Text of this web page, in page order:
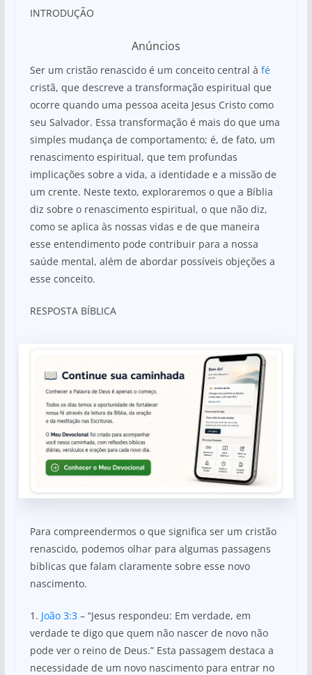
INTRODUÇÃO
Anúncios
Ser um cristão renascido é um conceito central à fé
cristã, que descreve a transformação espiritual que
ocorre quando uma pessoa aceita Jesus Cristo como
seu Salvador. Essa transformação é mais do que uma
simples mudança de comportamento; é, de fato, um
renascimento espiritual, que tem profundas
implicações sobre a vida, a identidade e a missão de
um crente. Neste texto, exploraremos o que a Bíblia
diz sobre o renascimento espiritual, o que não diz,
como se aplica às nossas vidas e de que maneira
esse entendimento pode contribuir para a nossa
saúde mental, além de abordar possíveis objeções a
esse conceito.
RESPOSTA BÍBLICA
Para compreendermos o que significa ser um cristão
renascido, podemos olhar para algumas passagens
bíblicas que falam claramente sobre esse novo
nascimento.
1. João 3:3– “Jesus respondeu: Em verdade, em
verdade te digo que quem não nascer de novo não
pode ver o reino de Deus.” Esta passagem destaca a
necessidade de um novo nascimento para entrar no